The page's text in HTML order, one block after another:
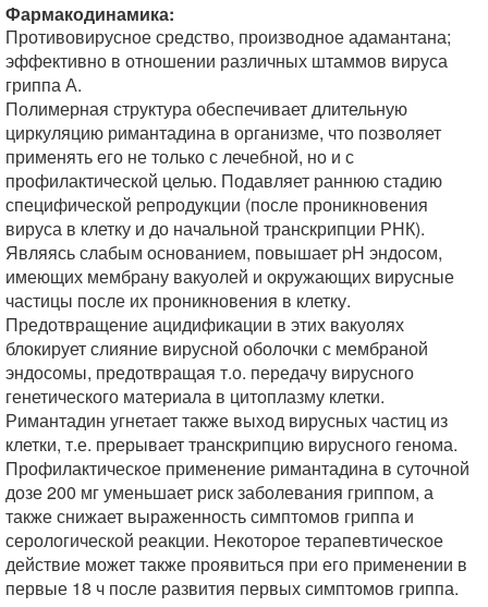
Фармакодинамика:
Противовирусное средство, производное адамантана;
эффективно в отношении различных штаммов вируса
гриппа А.
Полимерная структура обеспечивает длительную
циркуляцию римантадина в организме, что позволяет
применять его не только с лечебной, но и с
профилактической целью. Подавляет раннюю стадию
специфической репродукции (после проникновения
вируса в клетку и до начальной транскрипции РНК).
Являясь слабым основанием, повышает pH эндосом,
имеющих мембрану вакуолей и окружающих вирусные
частицы после их проникновения в клетку.
Предотвращение ацидификации в этих вакуолях
блокирует слияние вирусной оболочки с мембраной
эндосомы, предотвращая т.о. передачу вирусного
генетического материала в цитоплазму клетки.
Римантадин угнетает также выход вирусных частиц из
клетки, т.е. прерывает транскрипцию вирусного генома.
Профилактическое применение римантадина в суточной
дозе 200 мг уменьшает риск заболевания гриппом, а
также снижает выраженность симптомов гриппа и
серологической реакции. Некоторое терапевтическое
действие может также проявиться при его применении в
первые 18 ч после развития первых симптомов гриппа.